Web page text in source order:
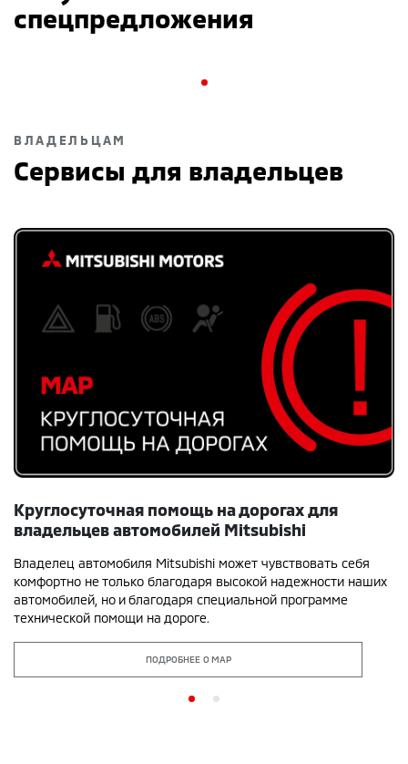
спецпредложения
ВЛАДЕЛЬЦАМ
Сервисы для владельцев
Круглосуточная помощь на дорогах для
владельцев автомобилей Mitsubishi
Владелец автомобиля Mitsubishi может чувствовать себя
комфортно не только благодаря высокой надежности наших
автомобилей, но и благодаря специальной программе
технической помощи на дороге.
ПОДРОБНЕЕ О MAP